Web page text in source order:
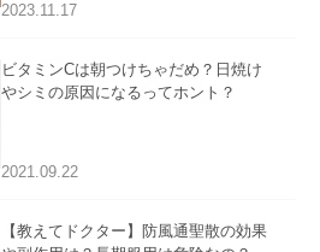
2023.11.17
ビタミンCは朝つけちゃだめ？日焼け
やシミの原因になるってホント？
2021.09.22
【教えてドクター】防風通聖散の効果